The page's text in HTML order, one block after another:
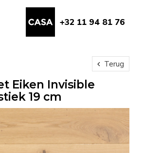
+32 11 94 81 76
Terug
Eiken Invisible
19 cm